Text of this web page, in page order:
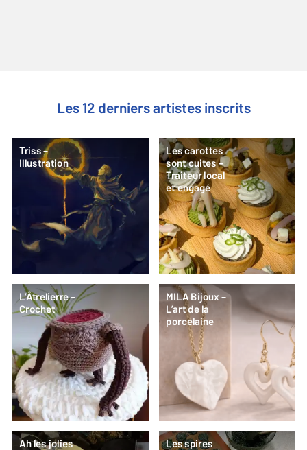
Les 12 derniers artistes inscrits
Triss –
Illustration
Les carottes
sont cuites –
Traiteur local
et engagé
L’Âtrelierre –
Crochet
MILA Bijoux –
L’art de la
porcelaine
Ah les jolies
Les spires